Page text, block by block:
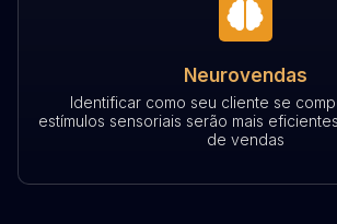
Neurovendas
Identificar como seu cliente se
estímulos sensoriais serão mais
de vendas